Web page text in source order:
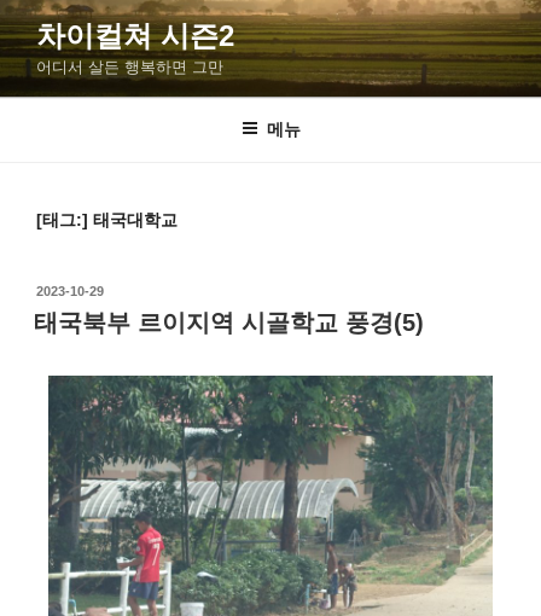
차이컬쳐 시즌2
어디서 살든 행복하면 그만
메뉴
[태그:] 태국대학교
2023-10-29
태국북부 르이지역 시골학교 풍경(5)